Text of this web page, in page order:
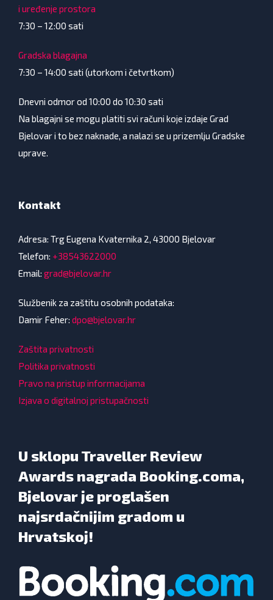
i uređenje prostora
7:30 – 12:00 sati
Gradska blagajna
7:30 – 14:00 sati (utorkom i četvrtkom)
Dnevni odmor od 10:00 do 10:30 sati
Na blagajni se mogu platiti svi računi koje izdaje Grad
Bjelovar i to bez naknade, a nalazi se u prizemlju Gradske
uprave.
Kontakt
Adresa: Trg Eugena Kvaternika 2, 43000 Bjelovar
Telefon: +38543622000
Email: grad@bjelovar.hr
Službenik za zaštitu osobnih podataka:
Damir Feher: dpo@bjelovar.hr
Zaštita privatnosti
Politika privatnosti
Pravo na pristup informacijama
Izjava o digitalnoj pristupačnosti
U sklopu Traveller Review
Awards nagrada Booking.coma,
Bjelovar je proglašen
najsrdačnijim gradom u
Hrvatskoj!